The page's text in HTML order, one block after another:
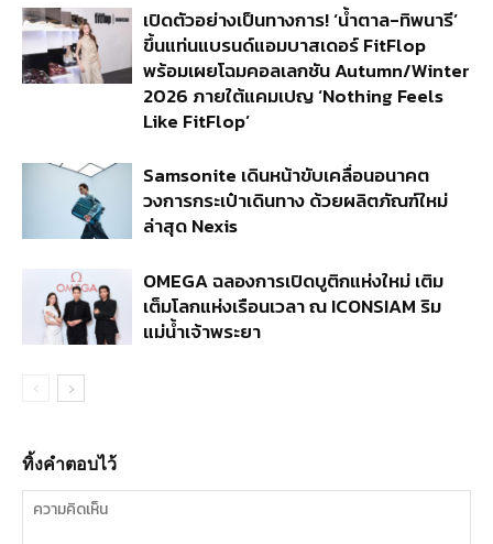
เปิดตัวอย่างเป็นทางการ! ‘น้ำตาล-ทิพนารี’
ขึ้นแท่นแบรนด์แอมบาสเดอร์ FitFlop
พร้อมเผยโฉมคอลเลกชัน Autumn/Winter
2026 ภายใต้แคมเปญ ‘Nothing Feels
Like FitFlop’
Samsonite เดินหน้าขับเคลื่อนอนาคต
วงการกระเป๋าเดินทาง ด้วยผลิตภัณฑ์ใหม่
ล่าสุด Nexis
OMEGA ฉลองการเปิดบูติกแห่งใหม่ เติม
เต็มโลกแห่งเรือนเวลา ณ ICONSIAM ริม
แม่น้ำเจ้าพระยา
ทิ้งคำตอบไว้